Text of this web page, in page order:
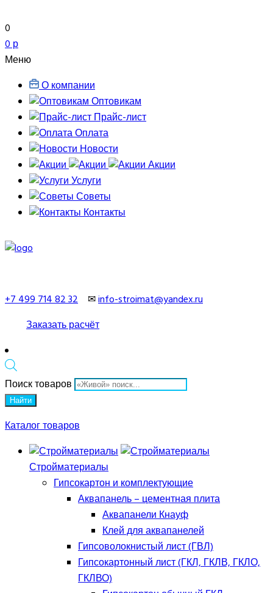
0
0 р
Меню
О компании
Оптовикам
Прайс-лист
Оплата
Новости
Акции
Услуги
Советы
Контакты
+7 499 714 82 32 ✉info-stroimat@yandex.ru
Заказать расчёт
Поиск товаров
Найти
Каталог товаров
Стройматериалы
Гипсокартон и комплектующие
Аквапанель – цементная плита
Аквапанели Кнауф
Клей для аквапанелей
Гипсоволокнистый лист (ГВЛ)
Гипсокартонный лист (ГКЛ, ГКЛВ, ГКЛО,
ГКЛВО)